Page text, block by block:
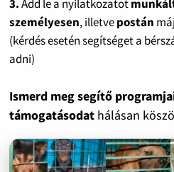
3.Add le a nyilatkozatot
személyesen, illetvepostán
(kérdés esetén segítséget a
adni)
Ismerd meg segítő
támogatásodat hálásan